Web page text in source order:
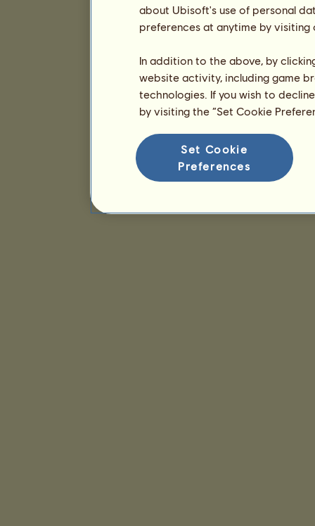
about Ubisoft's use of personal
preferences at anytime by
In addition to the above, by
website activity, including game
technologies. If you wish to
by visiting the “Set Cookie
Set Cookie
Preferences